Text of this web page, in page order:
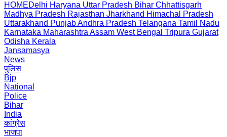
HOMEDelhi Haryana Uttar Pradesh Bihar Chhattisgarh
Madhya Pradesh Rajasthan Jharkhand Himachal Pradesh
Uttarakhand PunjabAndhra Pradesh Telangana Tamil Nadu
Karnataka Maharashtra Assam West Bengal Tripura Gujarat
Odisha Kerala
Jansamasya
News
पुलिस
Bjp
National
Police
Bihar
India
कांग्रेस
भाजपा